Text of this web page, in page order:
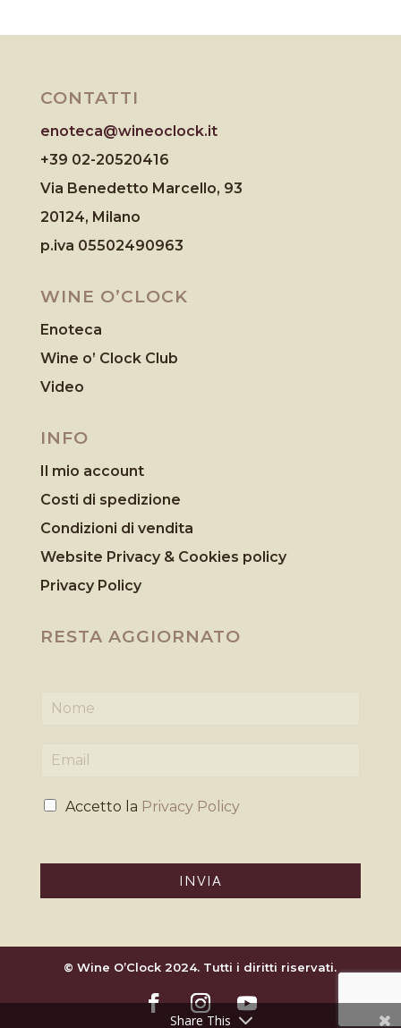
CONTATTI
enoteca@wineoclock.it
+39 02-20520416
Via Benedetto Marcello, 93
20124, Milano
p.iva 05502490963
WINE O’CLOCK
Enoteca
Wine o’ Clock Club
Video
INFO
Il mio account
Costi di spedizione
Condizioni di vendita
Website Privacy & Cookies policy
Privacy Policy
RESTA AGGIORNATO
m
iP
Accetto la Privacy Policy
INVIA
© Wine O’Clock 2024. Tutti i diritti riservati.
Share This